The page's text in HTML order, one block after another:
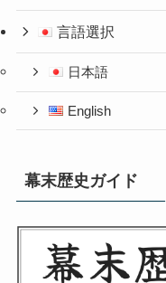
言語選択
日本語
English
幕末歴史ガイド